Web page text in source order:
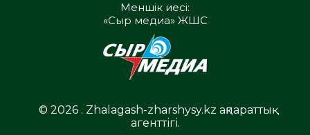
Меншік иесі:
«Сыр медиа» ЖШС
© 2026 . Zhalagash-zharshysy.kz ақпараттық
агенттігі.